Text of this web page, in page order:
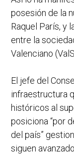
posesión de la
Raquel París, y
entre la
Valenciano
El jefe del
infraestructura
históricos al
posiciona “por
del país”
siguen